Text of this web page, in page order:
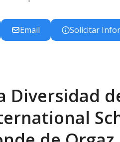
Email Solicitar
Diversidad